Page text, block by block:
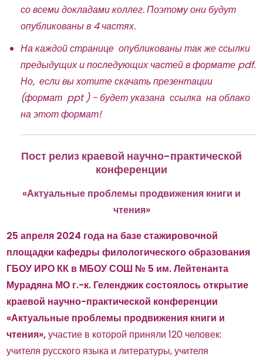
со всеми докладами коллег. Поэтому они будут
опубликованы в 4 частях.
На каждой странице опубликованы так же ссылки
предыдущих и последующих частей в формате pdf.
Но, если вы хотите скачать презентации
(формат ppt ) - будет указана ссылка на облако
на этот формат!
Пост релиз краевой научно-практической
конференции
«Актуальные проблемы продвижения книги и
чтения»
25 апреля 2024 года на базе стажировочной
площадки кафедры филологического образования
ГБОУ ИРО КК в МБОУ СОШ № 5 им. Лейтенанта
Мурадяна МО г.-к. Геленджик состоялось открытие
краевой научно-практической конференции
«Актуальные проблемы продвижения книги и
чтения»,участие в которой приняли 120 человек:
учителя русского языка и литературы, учителя